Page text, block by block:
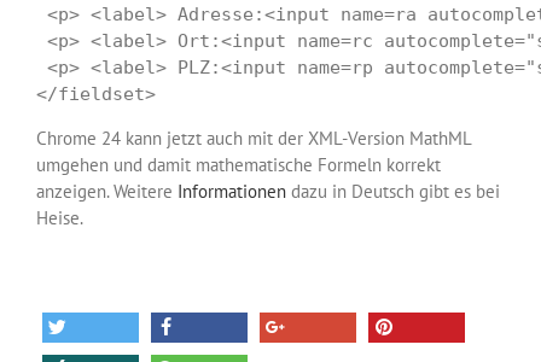
<p> <label> Adresse:<input name=ra
<p> <label> Ort:<input name=rc
<p> <label> PLZ:<input name=rp
</fieldset>
Chrome 24 kann jetzt auch mit der XML-Version MathML
umgehen und damit mathematische Formeln korrekt
anzeigen. Weitere Informationen dazu in Deutsch gibt es bei
Heise.